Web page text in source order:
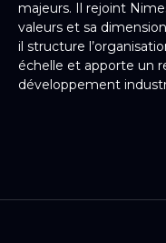
majeurs. Il rejoint
valeurs et sa
il structure
échelle et apporte un
développement